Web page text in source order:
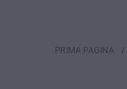
PRIMA PAGINA